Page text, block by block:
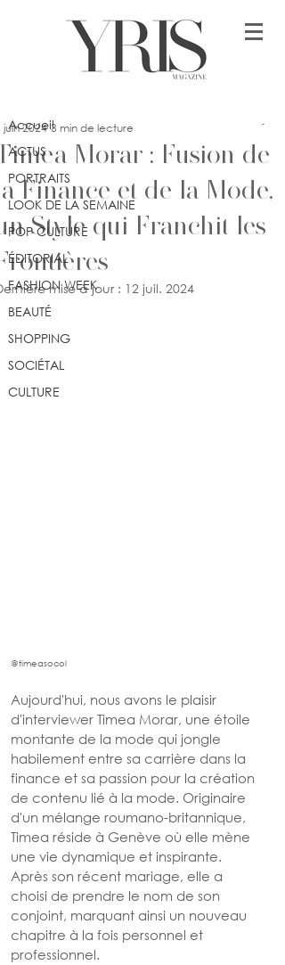
Accueil
ACTUS
PORTRAITS
LOOK DE LA SEMAINE
POP CULTURE
ÉDITORIAL
FASHION WEEK
BEAUTÉ
SHOPPING
SOCIÉTAL
CULTURE
Morar : Fusion de
Finance et de la Mode,
Style qui Franchit les
juin 2024 3 min de lecture
mise à jour : 12 juil. 2024
@timeasocol
Aujourd'hui, nous avons le plaisir
d'interviewer Timea Morar, une étoile
montante de la mode qui jongle
habilement entre sa carrière dans la
finance et sa passion pour la création
de contenu lié à la mode. Originaire
d'un mélange roumano-britannique,
Timea réside à Genève où elle mène
une vie dynamique et inspirante.
Après son récent mariage, elle a
choisi de prendre le nom de son
conjoint, marquant ainsi un nouveau
chapitre à la fois personnel et
professionnel.